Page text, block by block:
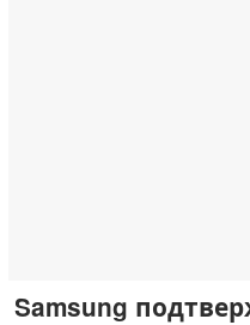
Samsung